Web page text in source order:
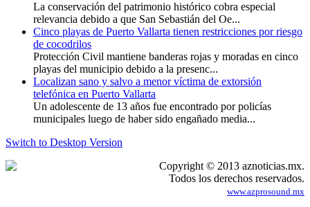
La conservación del patrimonio histórico cobra especial
relevancia debido a que San Sebastián del Oe...
Cinco playas de Puerto Vallarta tienen restricciones por riesgo
de cocodrilos
Protección Civil mantiene banderas rojas y moradas en cinco
playas del municipio debido a la presenc...
Localizan sano y salvo a menor víctima de extorsión
telefónica en Puerto Vallarta
Un adolescente de 13 años fue encontrado por policías
municipales luego de haber sido engañado media...
Switch to Desktop Version
Copyright © 2013 aznoticias.mx.
Todos los derechos reservados.
www.azprosound.mx